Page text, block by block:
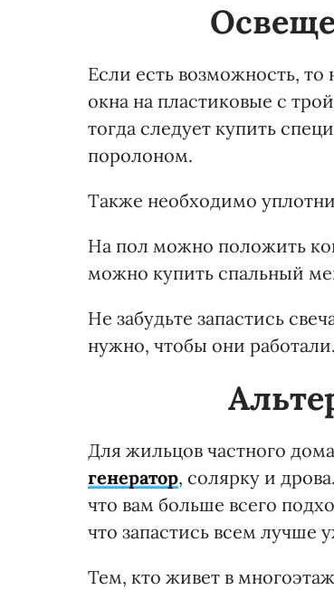
Если есть возможность,
окна на пластиковые с
тогда следует купить
поролоном.
Также необходимо
На пол можно положить
можно купить спальный
Не забудьте запастись
нужно, чтобы они работали.
Для жильцов частного
генератор, солярку и
что вам больше всего
что запастись всем лучше
Тем, кто живет в